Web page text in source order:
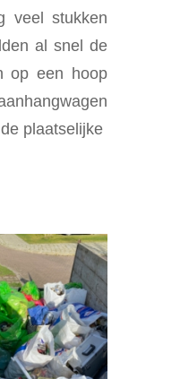
veel stukken
al snel de
op een hoop
plaatselijke